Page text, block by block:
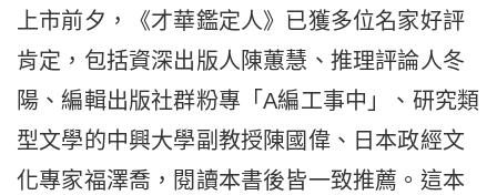
上市前夕，《才華鑑定人》已獲多位名家好評
肯定，包括資深出版人陳蕙慧、推理評論人冬
陽、編輯出版社群粉專「A編工事中」、研究類
型文學的中興大學副教授陳國偉、日本政經文
化專家福澤喬，閱讀本書後皆一致推薦。這本